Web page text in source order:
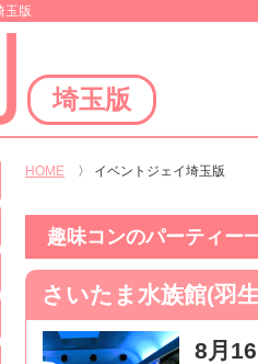
玉版
埼玉版
HOME 〉 イベントジェイ埼玉版
趣味コンのパーティー
さいたま水族館(羽
8月